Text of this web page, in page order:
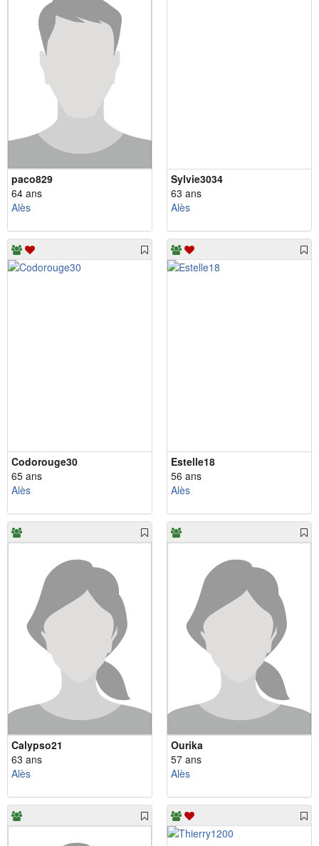
paco829
64 ans
Alès
Sylvie3034
63 ans
Alès
Codorouge30
65 ans
Alès
Estelle18
56 ans
Alès
Calypso21
63 ans
Alès
Ourika
57 ans
Alès